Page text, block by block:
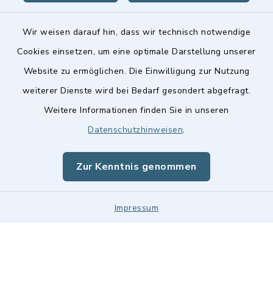
Wir weisen darauf hin, dass wir technisch notwendige
Cookies einsetzen, um eine optimale Darstellung unserer
Website zu ermöglichen. Die Einwilligung zur Nutzung
weiterer Dienste wird bei Bedarf gesondert abgefragt.
Weitere Informationen finden Sie in unseren
Datenschutzhinweisen.
Zur Kenntnis genommen
Impressum
Barrierefreiheit
Impressum
Sitemap